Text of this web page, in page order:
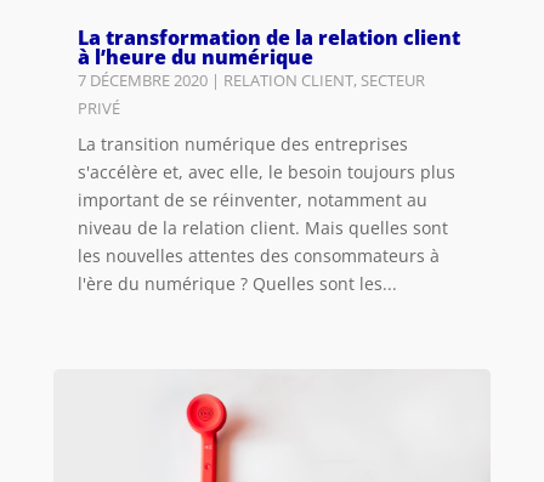
La transformation de la relation client
à l’heure du numérique
7 DÉCEMBRE 2020| RELATION CLIENT, SECTEUR
PRIVÉ
La transition numérique des entreprises
s'accélère et, avec elle, le besoin toujours plus
important de se réinventer, notamment au
niveau de la relation client. Mais quelles sont
les nouvelles attentes des consommateurs à
l'ère du numérique ? Quelles sont les...